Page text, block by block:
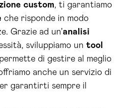
custom, ti garantiamo
che risponde in modo
Grazie ad un’analisi
sviluppiamo un tool
di gestire al meglio
anche un servizio di
garantirti sempre il